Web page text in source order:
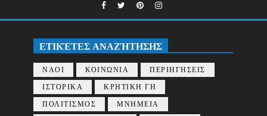
ΕΤΙΚΈΤΕΣ ΑΝΑΖΉΤΗΣΗΣ
ΝΑΟΙ ΚΟΙΝΩΝΙΑ
ΠΕΡΙΗΓΗΣΕΙΣ
ΙΣΤΟΡΙΚΑ
ΚΡΗΤΙΚΗ ΓΗ
ΠΟΛΙΤΙΣΜΟΣ
ΜΝΗΜΕΙΑ